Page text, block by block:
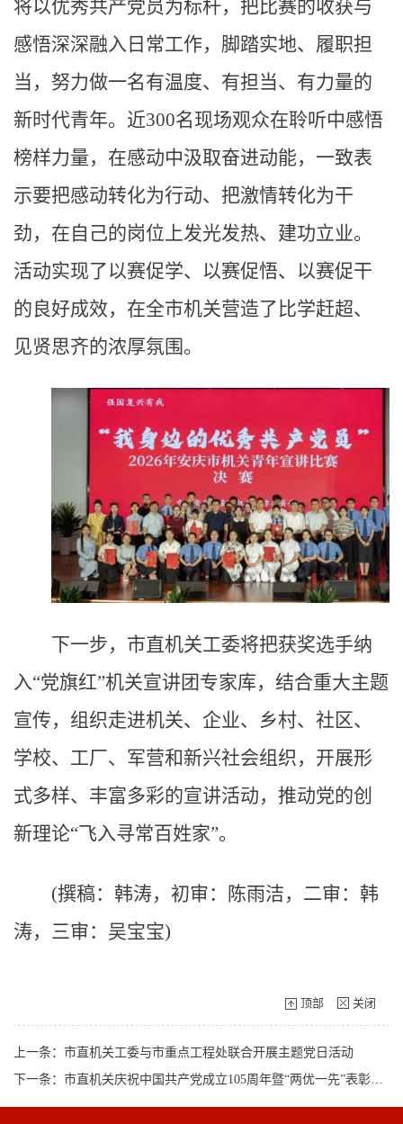
将以优秀共产党员为标杆，把比赛的收获与
感悟深深融入日常工作，脚踏实地、履职担
当，努力做一名有温度、有担当、有力量的
新时代青年。近300名现场观众在聆听中感悟
榜样力量，在感动中汲取奋进动能，一致表
示要把感动转化为行动、把激情转化为干
劲，在自己的岗位上发光发热、建功立业。
活动实现了以赛促学、以赛促悟、以赛促干
的良好成效，在全市机关营造了比学赶超、
见贤思齐的浓厚氛围。
下一步，市直机关工委将把获奖选手纳
入“党旗红”机关宣讲团专家库，结合重大主题
宣传，组织走进机关、企业、乡村、社区、
学校、工厂、军营和新兴社会组织，开展形
式多样、丰富多彩的宣讲活动，推动党的创
新理论“飞入寻常百姓家”。
(撰稿：韩涛，初审：陈雨洁，二审：韩
涛，三审：吴宝宝)
顶部 关闭
上一条：市直机关工委与市重点工程处联合开展主题党日活动